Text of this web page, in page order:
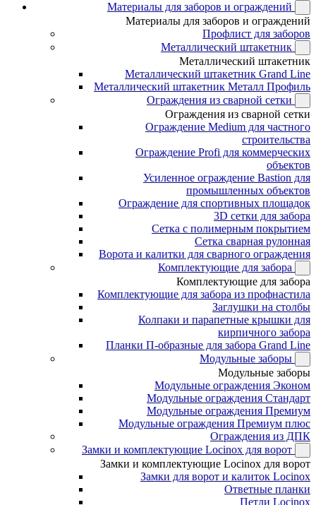
Материалы для заборов и ограждений
Материалы для заборов и ограждений
Профлист для заборов
Металлический штакетник
Металлический штакетник
Металлический штакетник Grand Line
Металлический штакетник Металл Профиль
Ограждения из сварной сетки
Ограждения из сварной сетки
Ограждение Medium для частного
строительства
Ограждение Profi для коммерческих
объектов
Усиленное ограждение Bastion для
промышленных объектов
Ограждение для спортивных площадок
3D сетки для забора
Сетка с полимерным покрытием
Сетка сварная рулонная
Ворота и калитки для сварного ограждения
Комплектующие для забора
Комплектующие для забора
Комплектующие для забора из профнастила
Заглушки на столбы
Колпаки и парапетные крышки для
кирпичного забора
Планки П-образные для забора Grand Line
Модульные заборы
Модульные заборы
Модульные ограждения Эконом
Модульные ограждения Стандарт
Модульные ограждения Премиум
Модульные ограждения Премиум плюс
Ограждения из ДПК
Замки и комплектующие Locinox для ворот
Замки и комплектующие Locinox для ворот
Замки для ворот и калиток Locinox
Ответные планки
Петли Locinox